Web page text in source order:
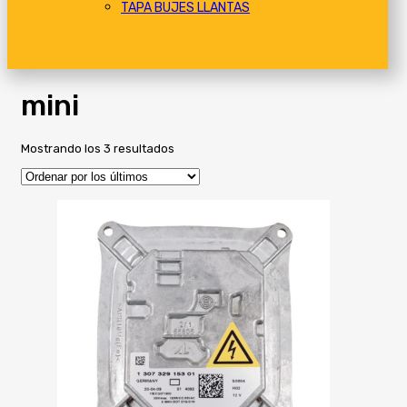
TAPA BUJES LLANTAS
mini
Mostrando los 3 resultados
los
últimos